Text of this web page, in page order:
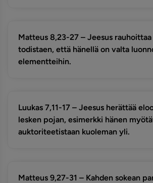
Matteus 8,23-27 – Jeesus
todistaen, että hänellä on valta
elementteihin.
Luukas 7,11-17 – Jeesus herättää
lesken pojan, esimerkki hänen
auktoriteetistaan kuoleman yli.
Matteus 9,27-31 – Kahden sokean